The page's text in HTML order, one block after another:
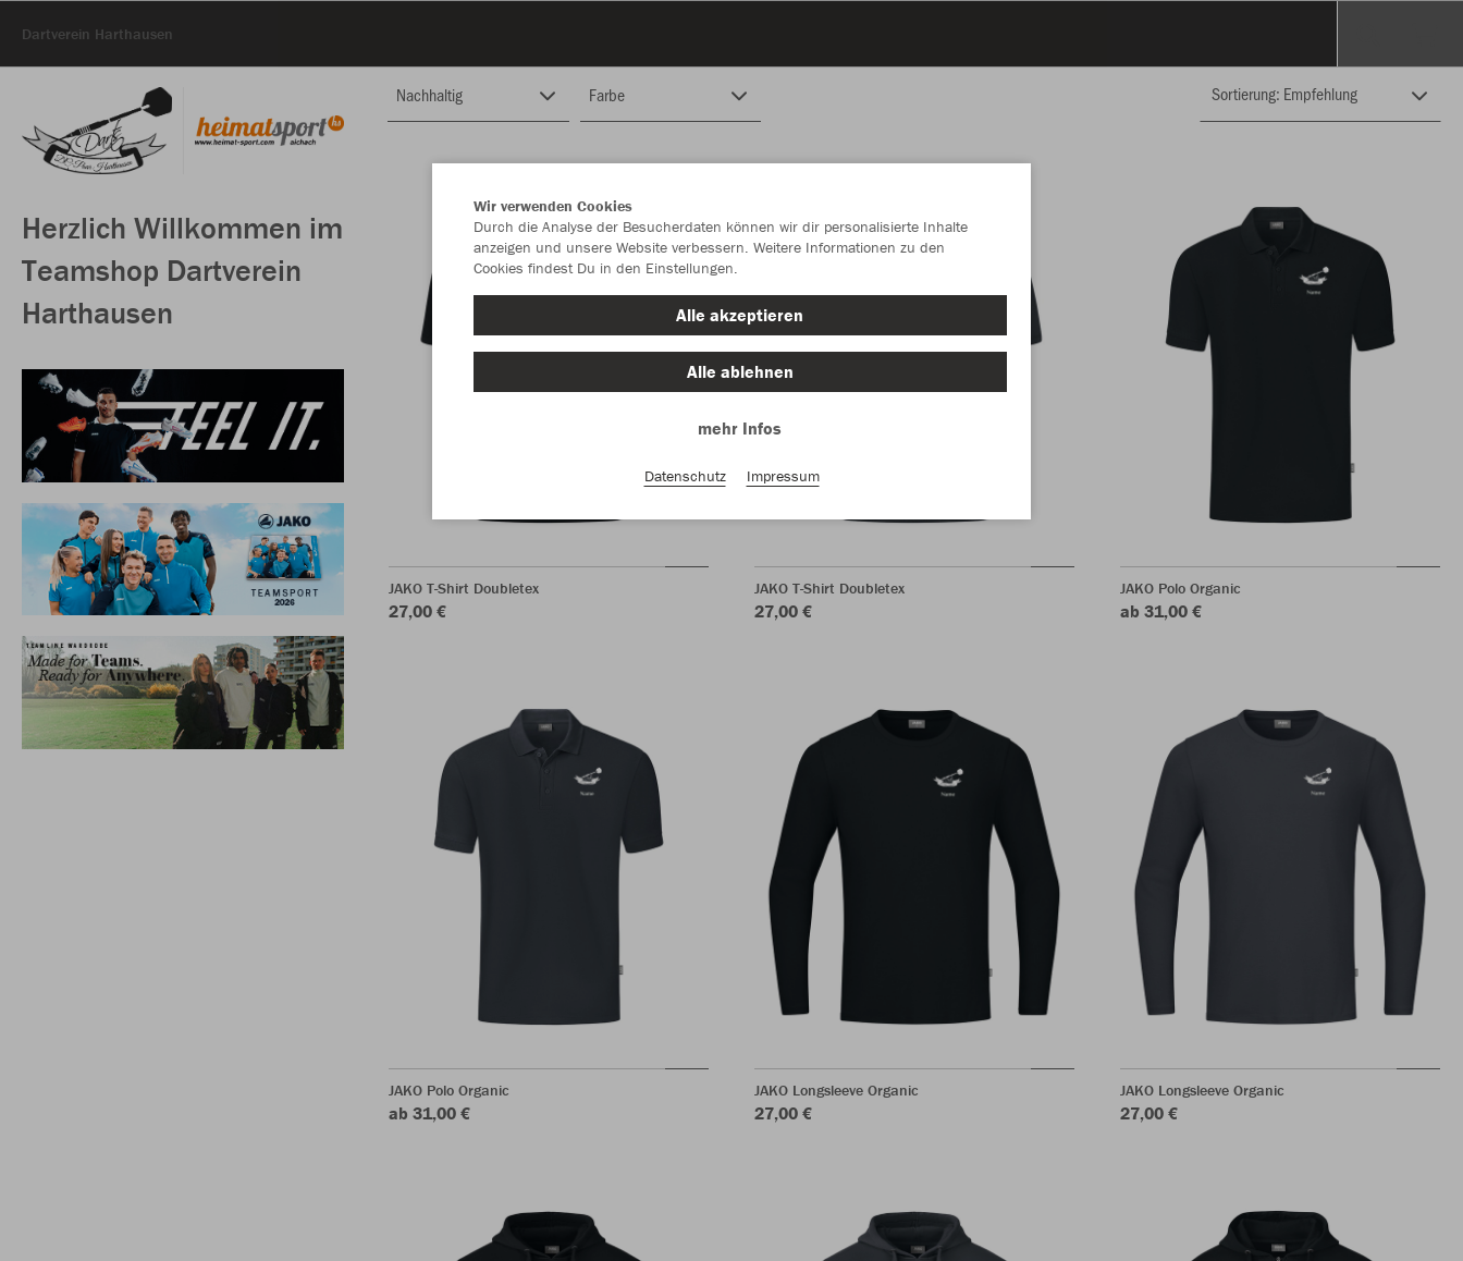
Dartverein Harthausen
Herzlich Willkommen im
Teamshop Dartverein
Harthausen
Nachhaltig Farbe
JAKO T-Shirt Doubletex
27,00 €
JAKO T-Shirt Doubletex
27,00 €
JAKO Polo Organic
ab 31,00 €
JAKO Polo Organic
ab 31,00 €
JAKO Longsleeve Organic
27,00 €
JAKO Longsleeve Organic
27,00 €
Wir verwenden Cookies
Durch die Analyse der Besucherdaten können wir dir personalisierte Inhalte
anzeigen und unsere Website verbessern. Weitere Informationen zu den
Cookies findest Du in den Einstellungen.
Alle akzeptieren
Alle ablehnen
mehr Infos
Datenschutz Impressum